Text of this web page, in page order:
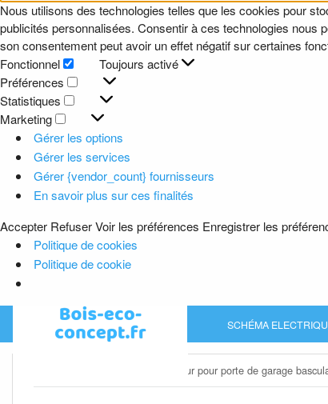
Nous utilisons des technologies telles que les cookies pour
publicités personnalisées. Consentir à ces technologies nous
son consentement peut avoir un effet négatif sur certaines
Fonctionnel
Fonctionnel
Toujours activé
Préférences
Préférences
Statistiques
Statistiques
Marketing
Marketing
Gérer les options
Gérer les services
Gérer {vendor_count} fournisseurs
En savoir plus sur ces finalités
Accepter RefuserVoir les préférences Enregistrer les
Politique de cookies
Politique de cookie
SCHÉMA
Moteur pour porte de garage